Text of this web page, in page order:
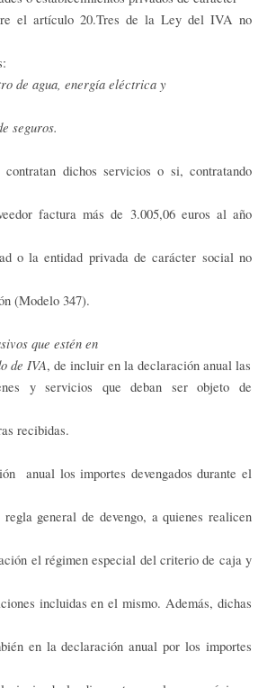
el artículo 20.Tres de la Ley del IVA no
de agua, energía eléctrica y
seguros.
contratan dichos servicios o si, contratando
factura más de 3.005,06 euros al año
o la entidad privada de carácter social no
(Modelo 347).
que estén en
de IVA, de incluir en la declaración anual las
y servicios que deban ser objeto de
recibidas.
anual los importes devengados durante el
general de devengo, a quienes realicen
el régimen especial del criterio de caja y
incluidas en el mismo. Además, dichas
en la declaración anual por los importes